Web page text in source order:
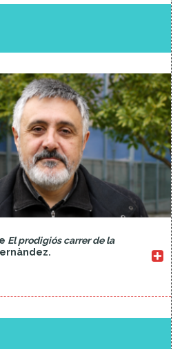
El prodigiós carrer de la